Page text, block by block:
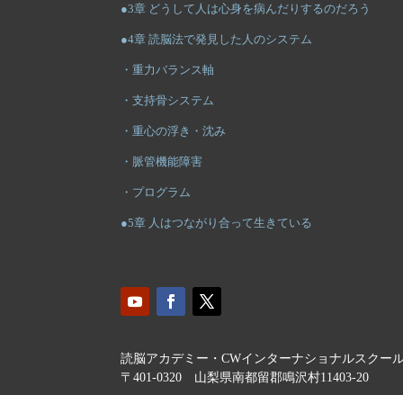
●3章 どうして人は心身を病んだりするのだろう
●4章 読脳法で発見した人のシステム
・重力バランス軸
・支持骨システム
・重心の浮き・沈み
・脈管機能障害
・プログラム
●5章 人はつながり合って生きている
読脳アカデミー・CWインターナショナルスクー
〒401-0320 山梨県南都留郡鳴沢村11403-20